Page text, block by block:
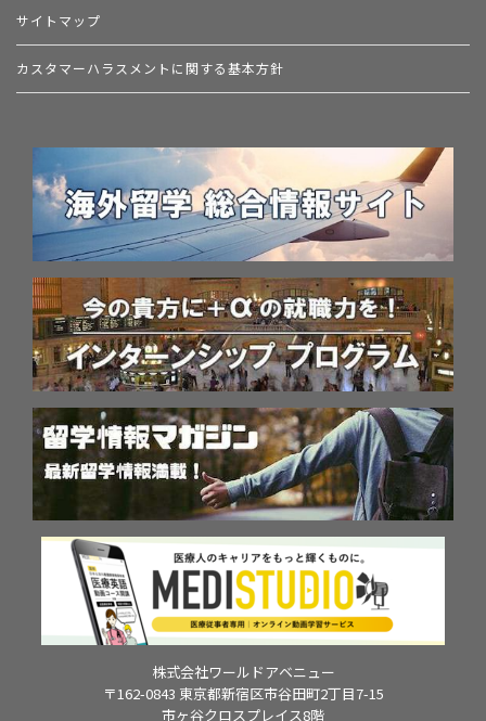
サイトマップ
カスタマーハラスメントに関する基本方針
株式会社ワールドアベニュー
〒162-0843 東京都新宿区市谷田町2丁目7-15
市ヶ谷クロスプレイス8階